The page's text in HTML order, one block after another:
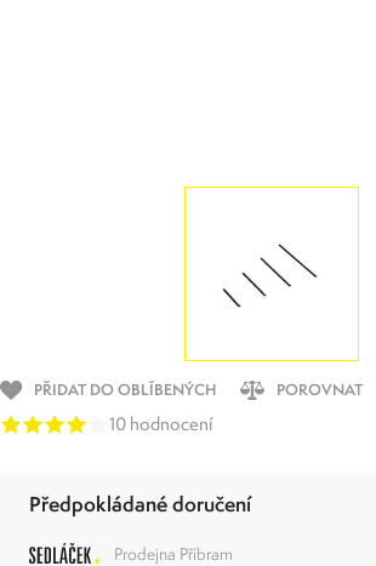
PŘIDAT DO OBLÍBENÝCH POROVNAT
10 hodnocení
Předpokládané doručení
Prodejna Příbram